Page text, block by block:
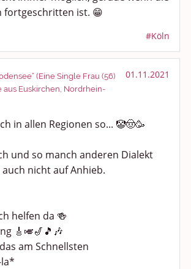
fortgeschritten ist. 😁
#Köln
(Eine Single Frau (56)
aus Euskirchen, Nordrhein-
01.11.2021
in allen Regionen so... 🤡🤠🥳
und so manch anderen Dialekt
nicht auf Anhieb.
helfen da 🍻
🎸🎺🎷🎵🎶
am Schnellsten